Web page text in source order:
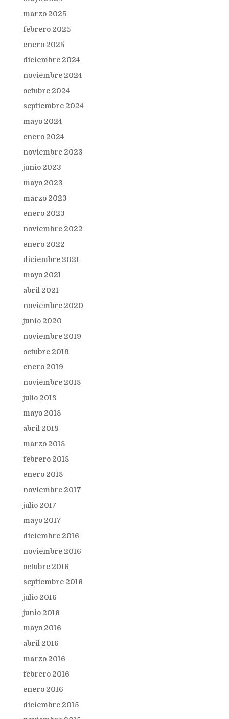
marzo 2025
febrero 2025
enero 2025
diciembre 2024
noviembre 2024
octubre 2024
septiembre 2024
mayo 2024
enero 2024
noviembre 2023
junio 2023
mayo 2023
marzo 2023
enero 2023
noviembre 2022
enero 2022
diciembre 2021
mayo 2021
abril 2021
noviembre 2020
junio 2020
noviembre 2019
octubre 2019
enero 2019
noviembre 2018
julio 2018
mayo 2018
abril 2018
marzo 2018
febrero 2018
enero 2018
noviembre 2017
julio 2017
mayo 2017
diciembre 2016
noviembre 2016
octubre 2016
septiembre 2016
julio 2016
junio 2016
mayo 2016
abril 2016
marzo 2016
febrero 2016
enero 2016
diciembre 2015